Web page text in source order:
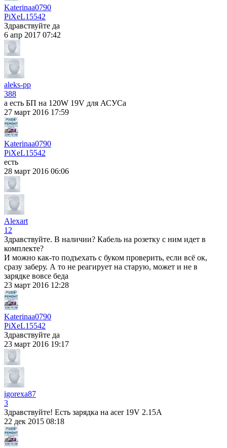
Katerinaa0790
PiXeL15542
Здравствуйте да
6 апр 2017 07:42
aleks-pp
388
а есть БП на 120W 19V для АСУСа
27 март 2016 17:59
Katerinaa0790
PiXeL15542
есть
28 март 2016 06:06
Alexart
12
Здравствуйте. В наличии? Кабель на розетку с ним идет в
комплекте?
И можно как-то подъехать с буком проверить, если всё ок,
сразу заберу. А то не реагирует на старую, может и не в
зарядке вовсе беда
23 март 2016 12:28
Katerinaa0790
PiXeL15542
Здравствуйте да
23 март 2016 19:17
igorexa87
3
Здравствуйте! Есть зарядка на acer 19V 2.15A
22 дек 2015 08:18